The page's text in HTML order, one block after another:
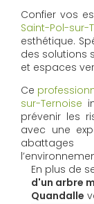
Confier vos
Saint-Pol-sur-
esthétique.
des solutions
et espaces
Ce
sur-Ternoise
prévenir les
avec une
En plus de
d'un arbre
Quandalle